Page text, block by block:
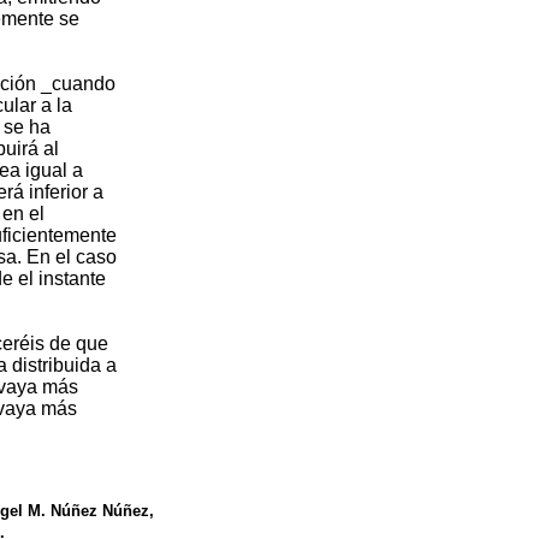
se
_cuando
a la
ha
al
igual a
inferior a
el
En el caso
el instante
de que
distribuida a
más
más
M. Núñez Núñez,